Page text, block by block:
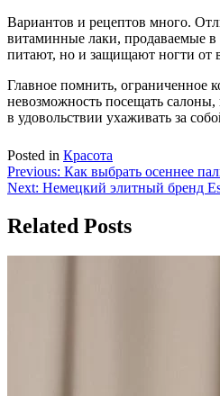
Вариантов и рецептов много.
витаминные лаки, продаваемые в
питают, но и защищают ногти от
Главное помнить, ограниченное
невозможность посещать
в удовольствии ухаживать за
Posted in Красота
Навигация
по
записям
Previous: Как выбрать осеннее
Next: Немецкий элитный бренд
Related Posts